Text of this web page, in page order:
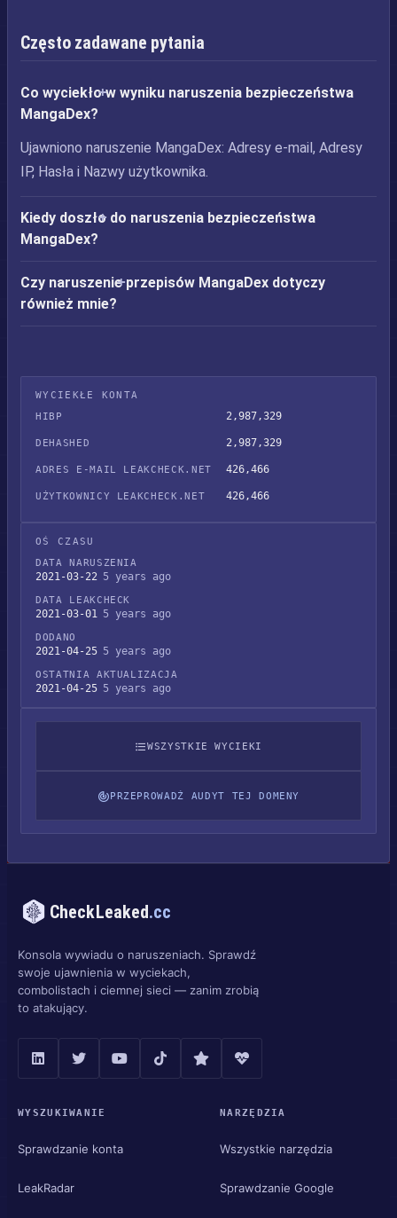
Często zadawane pytania
Co wyciekło w wyniku naruszenia bezpieczeństwa
MangaDex?
Ujawniono naruszenie MangaDex: Adresy e-mail, Adresy
IP, Hasła i Nazwy użytkownika.
Kiedy doszło do naruszenia bezpieczeństwa
MangaDex?
Czy naruszenie przepisów MangaDex dotyczy
również mnie?
WYCIEKŁE KONTA
HIBP
2,987,329
DEHASHED 2,987,329
ADRES E-MAIL LEAKCHECK.NET 426,466
UŻYTKOWNICY LEAKCHECK.NET 426,466
OŚ CZASU
DATA NARUSZENIA
2021-03-22 5 years ago
DATA LEAKCHECK
2021-03-01 5 years ago
DODANO
2021-04-25 5 years ago
OSTATNIA AKTUALIZACJA
2021-04-25 5 years ago
WSZYSTKIE WYCIEKI
PRZEPROWADŹ AUDYT TEJ DOMENY
CheckLeaked.cc
Konsola wywiadu o naruszeniach. Sprawdź
swoje ujawnienia w wyciekach,
combolistach i ciemnej sieci — zanim zrobią
to atakujący.
WYSZUKIWANIE
Sprawdzanie konta
LeakRadar
NARZĘDZIA
Wszystkie narzędzia
Sprawdzanie Google